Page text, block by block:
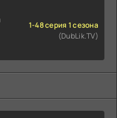
1-48 серия 1 сезона
(DubLik.TV)